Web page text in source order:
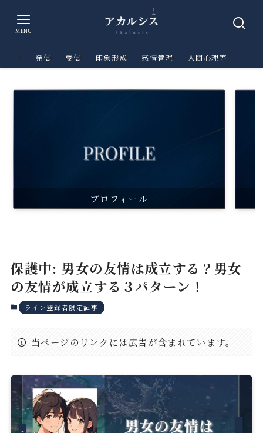
MENU
発信 受信 印象形成 感情管理 人間心理等
プロフィール
保護中: 男女の友情は成立する？男女
の友情が成立する３パターン！
ライン登録者限定記事
当ページのリンクには広告が含まれています。